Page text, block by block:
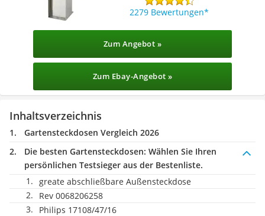
2279 Bewertungen
Zum Angebot »
Zum Ebay-Angebot »
Inhaltsverzeichnis
Gartensteckdosen Vergleich 2026
Die besten Gartensteckdosen: Wählen Sie Ihren
persönlichen Testsieger aus der Bestenliste.
greate abschließbare Außensteckdose
Rev 0068206258
Philips 17108/47/16